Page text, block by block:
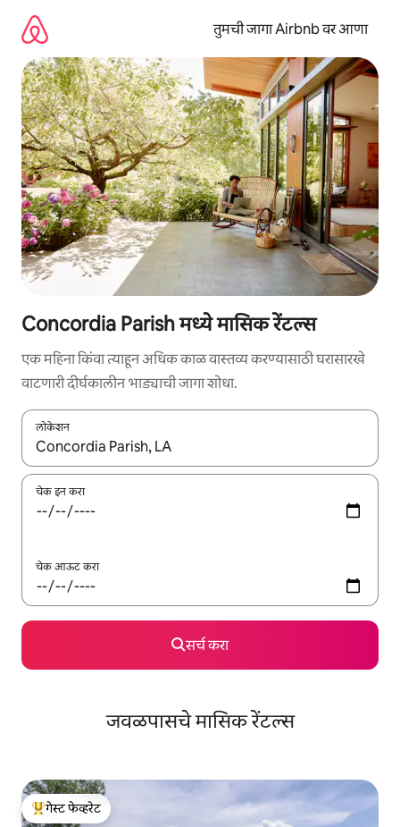
तुमची जागा Airbnb वर आणा
Concordia Parish मध्ये मासिक रेंटल्स
एक महिना किंवा त्याहून अधिक काळ वास्तव्य करण्यासाठी घरासारखे
वाटणारी दीर्घकालीन भाड्याची जागा शोधा.
लोकेशन
जेव्हा परिणाम उपलब्ध असतील, तेव्हा वरच्या आणि खाली बाणांच्या किजसह
चेक इन करा
चेक आऊट करा
सर्च करा
जवळपासचे मासिक रेंटल्स
टॉप गेस्ट फेव्हरेट
गेस्ट फेव्हरेट